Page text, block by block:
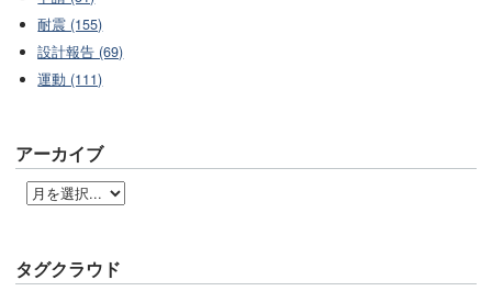
耐震 (155)
設計報告 (69)
運動 (111)
アーカイブ
タグクラウド